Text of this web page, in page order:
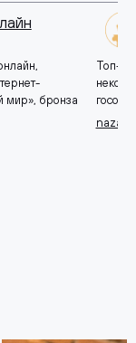
мир», бронза
Топ-10